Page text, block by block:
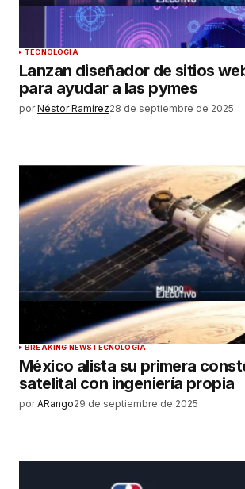
TECNOLOGÍA
Lanzan diseñador de sitios
para ayudar a las pymes
por Néstor Ramírez28 de septiembre de 2025
BREAKING NEWSTECNOLOGÍA
México alista su primera
satelital con ingeniería propia
por ARango29 de septiembre de 2025